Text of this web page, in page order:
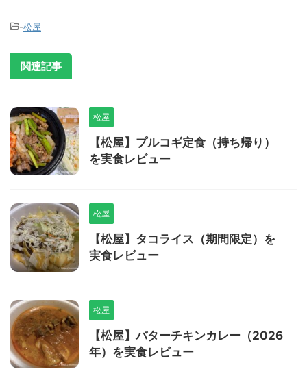
-松屋
関連記事
松屋
【松屋】プルコギ定食（持ち帰り）
を実食レビュー
松屋
【松屋】タコライス（期間限定）を
実食レビュー
松屋
【松屋】バターチキンカレー（2026
年）を実食レビュー